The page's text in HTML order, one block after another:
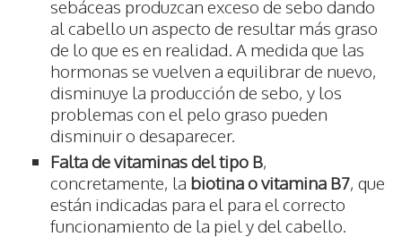
sebáceas produzcan exceso de sebo dando
al cabello un aspecto de resultar más graso
de lo que es en realidad. A medida que las
hormonas se vuelven a equilibrar de nuevo,
disminuye la producción de sebo, y los
problemas con el pelo graso pueden
disminuir o desaparecer.
Falta de vitaminas del tipo B,
concretamente, la biotina o vitamina B7, que
están indicadas para el para el correcto
funcionamiento de la piel y del cabello.